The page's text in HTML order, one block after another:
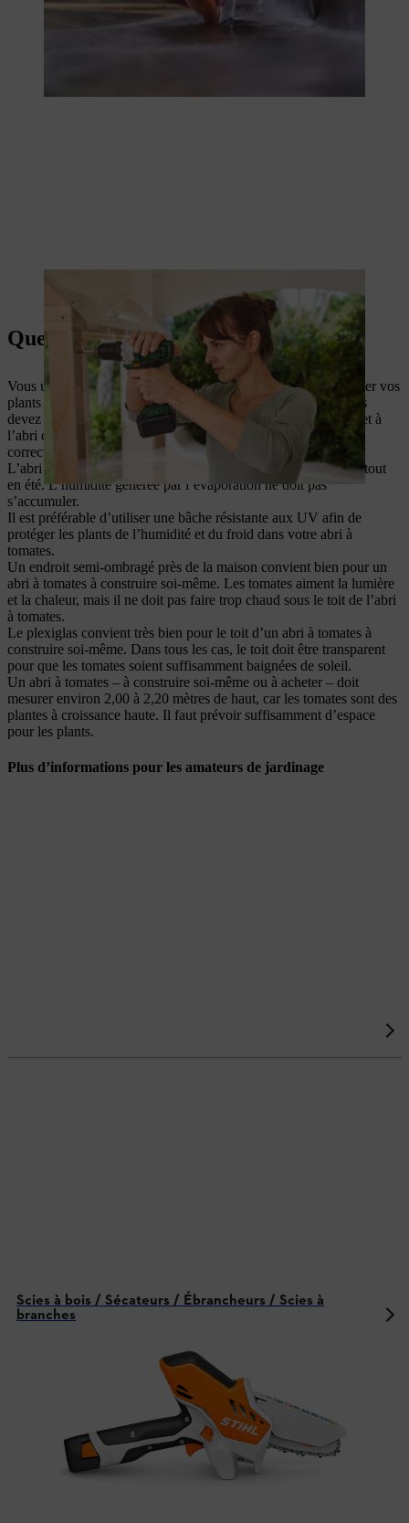
Questions importantes et réponses
Vous utilisez correctement un abri à tomates en y faisant pousser vos
plants de tomates à une température optimale. À cet effet, vous
devez installer l’abri à tomates dans un endroit semi-ombragé et à
l’abri du vent et le fixer solidement – par exemple en réglant
correctement les freins des roulettes pivotantes.
L’abri à tomates doit pouvoir s’ouvrir afin d’être bien aéré, surtout
en été. L’humidité générée par l’évaporation ne doit pas
s’accumuler.
Il est préférable d’utiliser une bâche résistante aux UV afin de
protéger les plants de l’humidité et du froid dans votre abri à
tomates.
Un endroit semi-ombragé près de la maison convient bien pour un
abri à tomates à construire soi-même. Les tomates aiment la lumière
et la chaleur, mais il ne doit pas faire trop chaud sous le toit de l’abri
à tomates.
Le plexiglas convient très bien pour le toit d’un abri à tomates à
construire soi-même. Dans tous les cas, le toit doit être transparent
pour que les tomates soient suffisamment baignées de soleil.
Un abri à tomates – à construire soi-même ou à acheter – doit
mesurer environ 2,00 à 2,20 mètres de haut, car les tomates sont des
plantes à croissance haute. Il faut prévoir suffisamment d’espace
pour les plants.
Plus d’informations pour les amateurs de jardinage
Scies à bois / Sécateurs / Ébrancheurs / Scies à
branches